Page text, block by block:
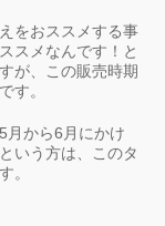
をおススメする事
スメなんです！と
が、この販売時期
す。
月から6月にかけ
いう方は、このタ
。